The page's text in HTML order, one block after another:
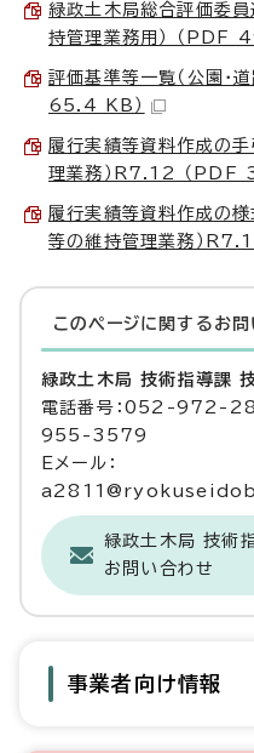
緑政土木局総合評価委員
持管理業務用） （PDF
評価基準等一覧（公園・
65.4 KB）
履行実績等資料作成の手
理業務）R7.12 （PDF
履行実績等資料作成の様
等の維持管理業務）
このページに関する お問
緑政土木局 技術指導課
電話番号：052-972-
955-3579
Eメール：
緑政土木局 技術
お問い合わせ
事業者向け情報